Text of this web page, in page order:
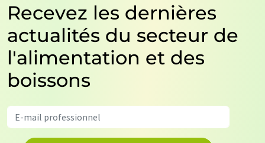
Recevez les dernières
actualités du secteur de
l'alimentation et des
boissons